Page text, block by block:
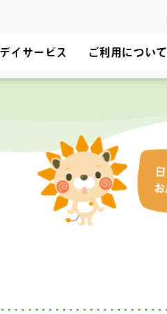
イサービス ご利用について